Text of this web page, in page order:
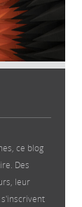
ce blog
Des
leur